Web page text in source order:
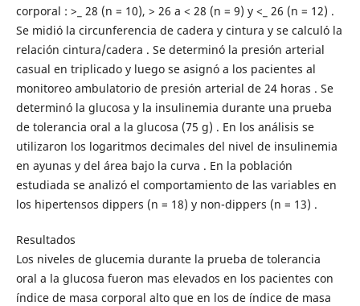
corporal : >_ 28 (n = 10), > 26 a < 28 (n = 9) y <_ 26 (n = 12) .
Se midió la circunferencia de cadera y cintura y se calculó la
relación cintura/cadera . Se determinó la presión arterial
casual en triplicado y luego se asignó a los pacientes al
monitoreo ambulatorio de presión arterial de 24 horas . Se
determinó la glucosa y la insulinemia durante una prueba
de tolerancia oral a la glucosa (75 g) . En los análisis se
utilizaron los logaritmos decimales del nivel de insulinemia
en ayunas y del área bajo la curva . En la población
estudiada se analizó el comportamiento de las variables en
los hipertensos dippers (n = 18) y non-dippers (n = 13) .
Resultados
Los niveles de glucemia durante la prueba de tolerancia
oral a la glucosa fueron mas elevados en los pacientes con
índice de masa corporal alto que en los de índice de masa